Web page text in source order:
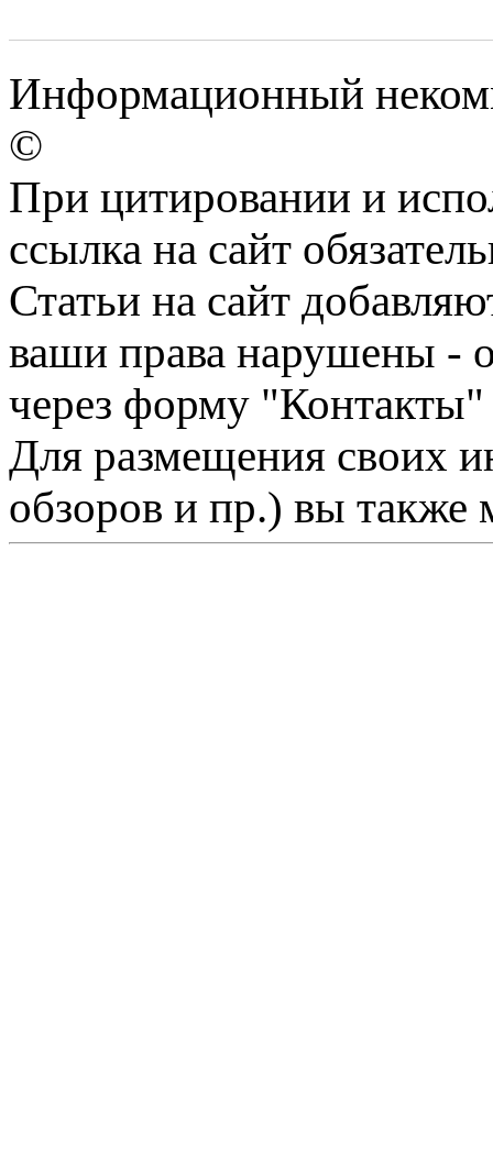
Информационный
©
При цитировании и
ссылка на сайт
Статьи на сайт
ваши права нарушены -
через форму "Контакты"
Для размещения своих
обзоров и пр.) вы также